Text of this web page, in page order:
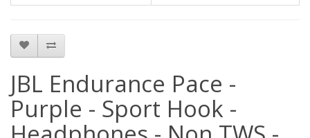
JBL Endurance Pace -
Purple - Sport Hook -